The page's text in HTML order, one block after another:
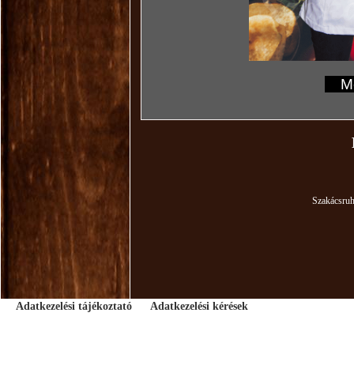
Adatkezelési tájékoztató Adatkezelési kérések